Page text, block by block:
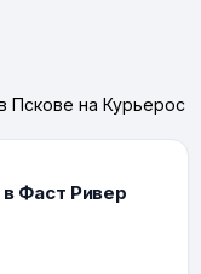
Пскове на Курьерос
Фаст Ривер